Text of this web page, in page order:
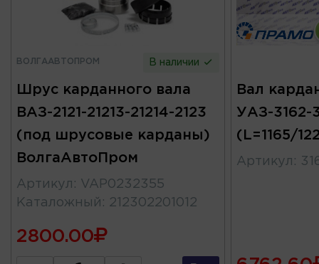
ВОЛГААВТОПРОМ В наличии
Шрус карданного вала
ВАЗ-2121-21213-21214-2123
(под шрусовые карданы)
ВолгаАвтоПром
Артикул : VAP0232355
Каталожный : 212302201012
2800.00
Вал
УАЗ-3162-
(L=1165/
Артикул :